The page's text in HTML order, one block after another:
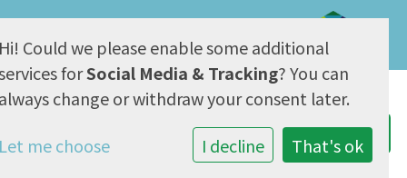
AVG & Privacy
Could we please enable some additional
forSocial Media & Tracking? You can
change or withdraw your consent later.
me choose
I decline That's ok